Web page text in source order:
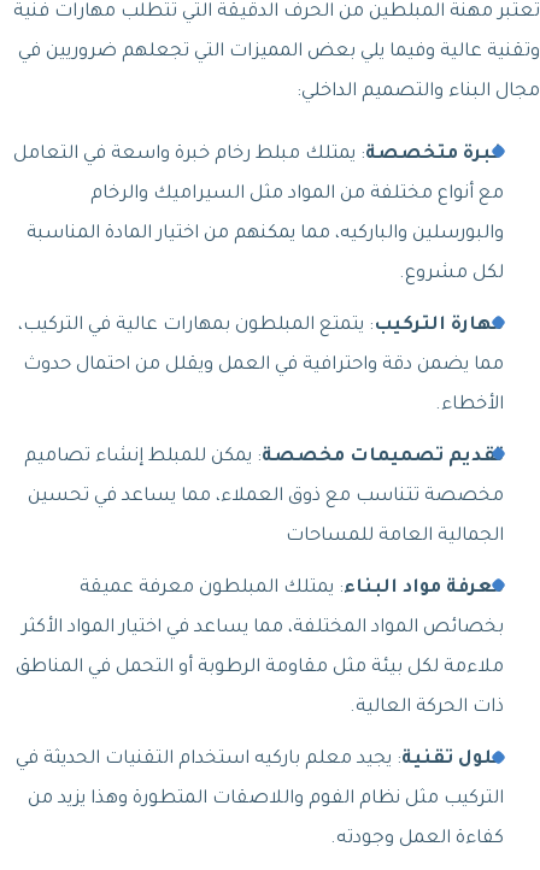
تعتبر مهنة المبلطين من الحرف الدقيقة التي تتطلب مهارات فنية
وتقنية عالية وفيما يلي بعض المميزات التي تجعلهم ضروريين في
مجال البناء والتصميم الداخلي:
خبرة متخصصة: يمتلك مبلط رخام خبرة واسعة في التعامل
مع أنواع مختلفة من المواد مثل السيراميك والرخام
والبورسلين والباركيه، مما يمكنهم من اختيار المادة المناسبة
لكل مشروع.
مهارة التركيب: يتمتع المبلطون بمهارات عالية في التركيب،
مما يضمن دقة واحترافية في العمل ويقلل من احتمال حدوث
الأخطاء.
تقديم تصميمات مخصصة: يمكن للمبلط إنشاء تصاميم
مخصصة تتناسب مع ذوق العملاء، مما يساعد في تحسين
الجمالية العامة للمساحات
معرفة مواد البناء: يمتلك المبلطون معرفة عميقة
بخصائص المواد المختلفة، مما يساعد في اختيار المواد الأكثر
ملاءمة لكل بيئة مثل مقاومة الرطوبة أو التحمل في المناطق
ذات الحركة العالية.
حلول تقنية: يجيد معلم باركيه استخدام التقنيات الحديثة في
التركيب مثل نظام الفوم واللاصقات المتطورة وهذا يزيد من
كفاءة العمل وجودته.